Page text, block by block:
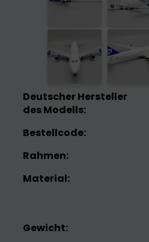
Deutscher Hersteller
des Modells:
Bestellcode:
Rahmen:
Material:
Gewicht: